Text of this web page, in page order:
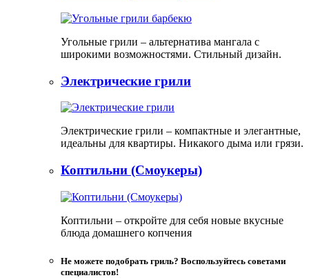
Угольные грили – альтернатива мангала с
широкими возможностями. Стильный дизайн.
Электрические грили
Электрические грили – компактные и элегантные,
идеальны для квартиры. Никакого дыма или грязи.
Коптильни (Смоукеры)
Коптильни – откройте для себя новые вкусные
блюда домашнего копчения
Не можете подобрать гриль? Воспользуйтесь советами
специалистов!